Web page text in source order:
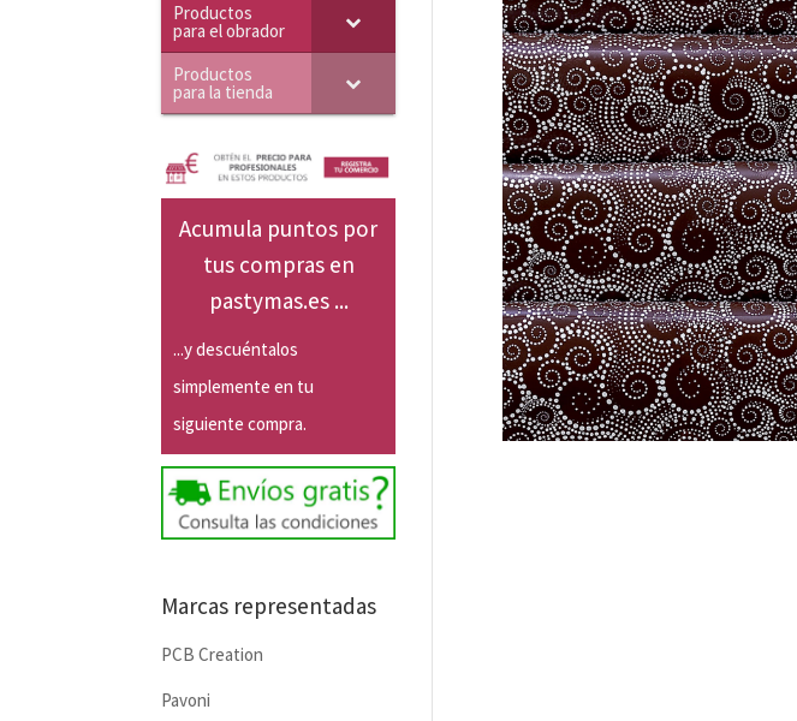
Productos
para el obrador
Productos
para la tienda
Acumula puntos por
tus compras en
pastymas.es ...
...y descuéntalos
simplemente en tu
siguiente compra.
Marcas representadas
PCB Creation
Pavoni